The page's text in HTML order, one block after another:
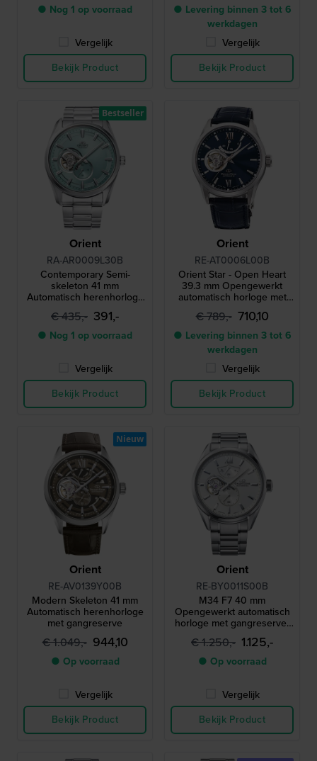
● Nog 1 op voorraad
Vergelijk
Bekijk Product
● Levering binnen 3 tot 6
werkdagen
Vergelijk
Bekijk Product
Orient
RA-AR0009L30B
Contemporary Semi-
skeleton 41 mm
Automatisch herenhorloge
met open hart wijzerplaat
€ 435,- 391,-
● Nog 1 op voorraad
Vergelijk
Bekijk Product
Bestseller
Orient
RE-AT0006L00B
Orient Star - Open Heart
39.3 mm Opengewerkt
automatisch horloge met
gangreserve-indicator
€ 789,- 710,10
● Levering binnen 3 tot 6
werkdagen
Vergelijk
Bekijk Product
Orient
RE-AV0139Y00B
Modern Skeleton 41 mm
Automatisch herenhorloge
met gangreserve
€ 1.049,- 944,10
● Op voorraad
Vergelijk
Bekijk Product
Nieuw
Orient
RE-BY0011S00B
M34 F7 40 mm
Opengewerkt automatisch
horloge met gangreserve-
indicator
€ 1.250,- 1.125,-
● Op voorraad
Vergelijk
Bekijk Product